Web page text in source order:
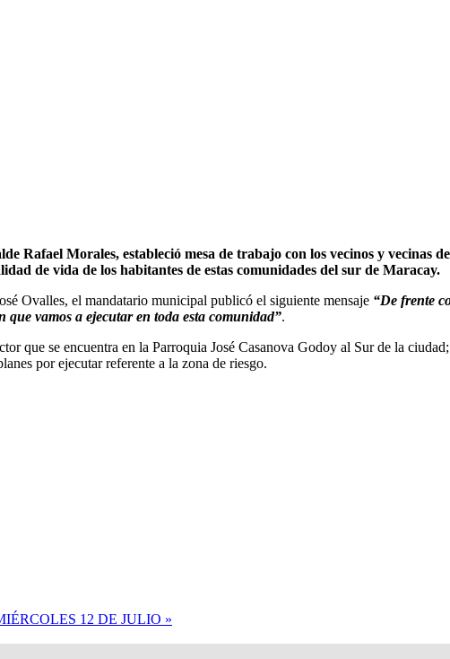
Morales, estableció mesa de trabajo con los vecinos y vecinas
de vida de los habitantes de estas comunidades del sur de Maracay.
Ovalles, el mandatario municipal publicó el siguiente mensaje “De frente
vamos a ejecutar en toda esta comunidad”.
que se encuentra en la Parroquia José Casanova Godoy al Sur de la
por ejecutar referente a la zona de riesgo.
12 DE JULIO »